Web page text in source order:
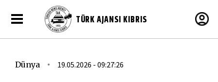
TÜRK AJANSI KIBRIS
Dünya 19.05.2026 - 09:27:26